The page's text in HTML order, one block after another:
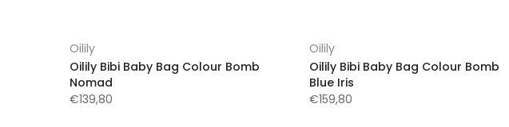
Oilily
Oilily Bibi Baby Bag Colour Bomb
Nomad
€139,80
Oilily
Oilily Bibi Baby Bag Colour Bomb
Blue Iris
€159,80